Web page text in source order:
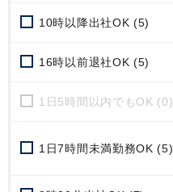
10時以降出社OK (5)
16時以前退社OK (5)
1日5時間以内でもOK (0)
1日7時間未満勤務OK (5)